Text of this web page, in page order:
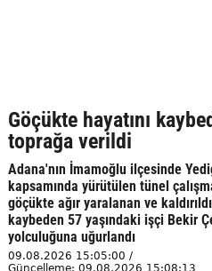
Göçükte hayatını
toprağa verildi
Adana'nın İmamoğlu ilçesinde
kapsamında yürütülen tünel
göçükte ağır yaralanan ve
kaybeden 57 yaşındaki işçi Bekir
yolculuğuna uğurlandı
09.08.2026 15:05:00 /
Güncelleme: 09.08.2026 15:08:13